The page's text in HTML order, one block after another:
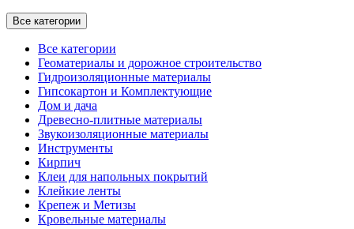
Все категории
Все категории
Геоматериалы и дорожное строительство
Гидроизоляционные материалы
Гипсокартон и Комплектующие
Дом и дача
Древесно-плитные материалы
Звукоизоляционные материалы
Инструменты
Кирпич
Клеи для напольных покрытий
Клейкие ленты
Крепеж и Метизы
Кровельные материалы